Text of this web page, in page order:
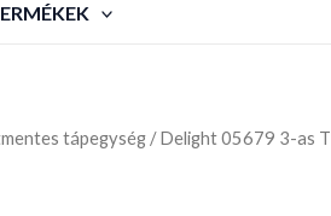
tápegység/ Delight 05679 3-as T